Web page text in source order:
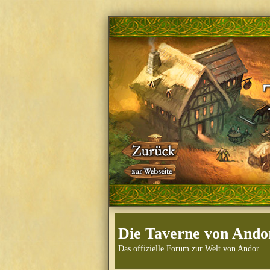
Die Taverne von
Das offizielle Forum zur Welt von Andor